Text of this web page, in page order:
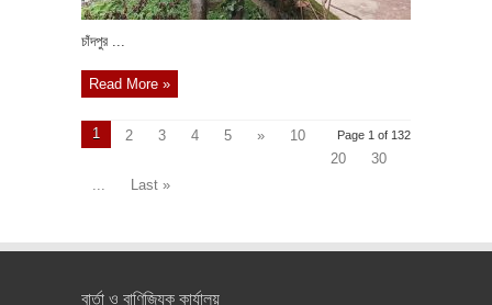
চাঁদপুর ...
Read More »
Page 1 of 132
1 2 3 4 5 »
10
20
30
Last »
বার্তা ও বাণিজ্যিক কার্যালয়